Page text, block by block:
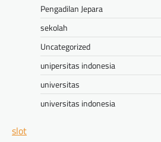
Pengadilan Jepara
sekolah
Uncategorized
unipersitas indonesia
universitas
universitas indonesia
slot